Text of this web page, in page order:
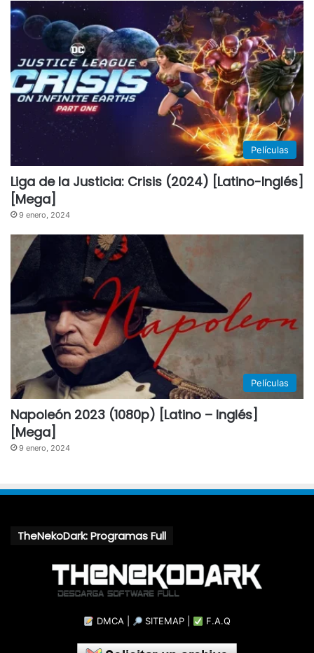
Películas
Liga de la Justicia: Crisis (2024) [Latino-Inglés]
[Mega]
9 enero, 2024
Películas
Napoleón 2023 (1080p) [Latino – Inglés]
[Mega]
9 enero, 2024
TheNekoDark: Programas Full
DMCA| SITEMAP F.A.Q